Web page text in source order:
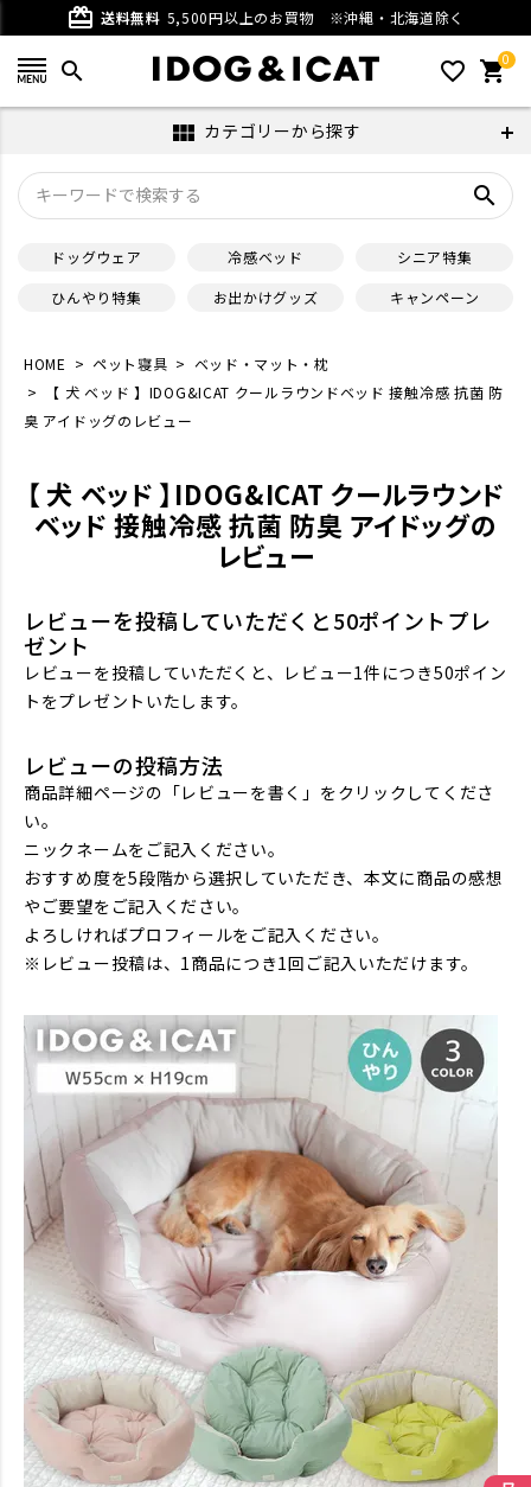
card_giftcard 送料無料 5,500円以上のお買物 ※沖縄・北海道除く
search favorite_outline 0
shopping_cart
view_module カテゴリーから探す
search
ドッグウェア 冷感ベッド
シニア特集
ひんやり特集
お出かけグッズ キャンペーン
HOME ペット寝具
ベッド・マット・枕
【 犬 ベッド 】IDOG&ICAT クールラウンドベッド 接触冷感 抗菌 防
臭 アイドッグのレビュー
【 犬 ベッド 】IDOG&ICAT クールラウンド
ベッド 接触冷感 抗菌 防臭 アイドッグの
レビュー
レビューを投稿していただくと50ポイントプレ
ゼント
レビューを投稿していただくと、レビュー1件につき50ポイン
トをプレゼントいたします。
レビューの投稿方法
商品詳細ページの「レビューを書く」をクリックしてくださ
い。
ニックネームをご記入ください。
おすすめ度を5段階から選択していただき、本文に商品の感想
やご要望をご記入ください。
よろしければプロフィールをご記入ください。
※レビュー投稿は、1商品につき1回ご記入いただけます。